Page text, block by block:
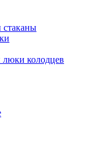
стаканы
колодцев